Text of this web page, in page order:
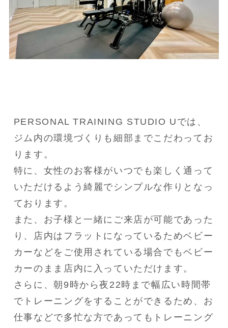
PERSONAL TRAINING STUDIO Uでは、
ジム内の環境づくりも細部までこだわってお
ります。
特に、女性のお客様がいつでも楽しく通って
いただけるよう綺麗でシンプルな作りとなっ
ております。
また、お子様と一緒にご来店が可能であった
り、店内はフラットになっているためベビー
カーなどをご使用されている場合でもベビー
カーのまま店内に入っていただけます。
さらに、朝9時から夜22時まで幅広い時間帯
でトレーニングをすることができるため、お
仕事などで多忙な方であってもトレーニング